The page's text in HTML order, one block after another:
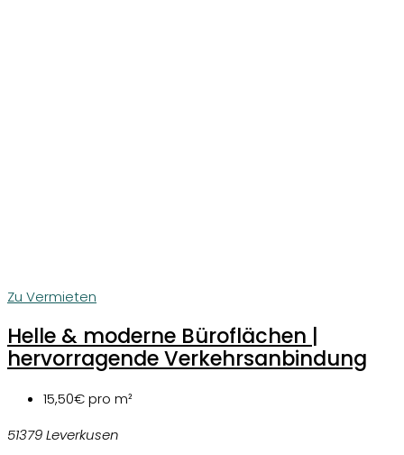
Zu Vermieten
Helle & moderne Büroflächen |
hervorragende Verkehrsanbindung
15,50€pro m²
51379 Leverkusen